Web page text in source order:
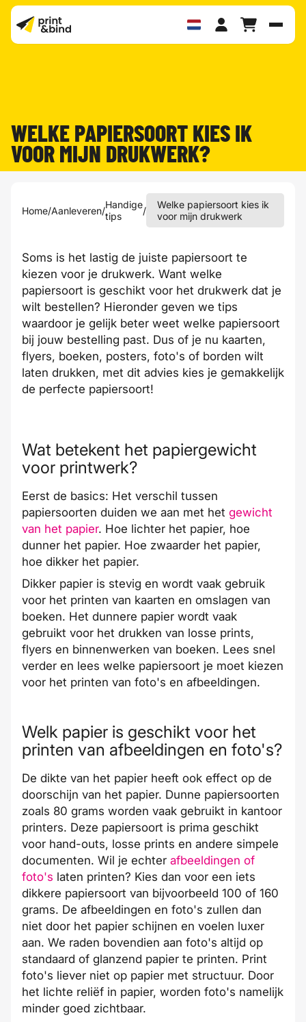
WELKE PAPIERSOORT KIES IK
VOOR MIJN DRUKWERK?
Home/Aanleveren/Handige
tips
/
Welke papiersoort kies ik
voor mijn drukwerk
Soms is het lastig de juiste papiersoort te
kiezen voor je drukwerk. Want welke
papiersoort is geschikt voor het drukwerk dat je
wilt bestellen? Hieronder geven we tips
waardoor je gelijk beter weet welke papiersoort
bij jouw bestelling past. Dus of je nu kaarten,
flyers, boeken, posters, foto's of borden wilt
laten drukken, met dit advies kies je gemakkelijk
de perfecte papiersoort!
Wat betekent het papiergewicht
voor printwerk?
Eerst de basics: Het verschil tussen
papiersoorten duiden we aan met het gewicht
van het papier. Hoe lichter het papier, hoe
dunner het papier. Hoe zwaarder het papier,
hoe dikker het papier.
Dikker papier is stevig en wordt vaak gebruik
voor het printen van kaarten en omslagen van
boeken. Het dunnere papier wordt vaak
gebruikt voor het drukken van losse prints,
flyers en binnenwerken van boeken. Lees snel
verder en lees welke papiersoort je moet kiezen
voor het printen van foto's en afbeeldingen.
Welk papier is geschikt voor het
printen van afbeeldingen en foto's?
De dikte van het papier heeft ook effect op de
doorschijn van het papier. Dunne papiersoorten
zoals 80 grams worden vaak gebruikt in kantoor
printers. Deze papiersoort is prima geschikt
voor hand-outs, losse prints en andere simpele
documenten. Wil je echter afbeeldingen of
foto's laten printen? Kies dan voor een iets
dikkere papiersoort van bijvoorbeeld 100 of 160
grams. De afbeeldingen en foto's zullen dan
niet door het papier schijnen en voelen luxer
aan. We raden bovendien aan foto's altijd op
standaard of glanzend papier te printen. Print
foto's liever niet op papier met structuur. Door
het lichte reliëf in papier, worden foto's namelijk
minder goed zichtbaar.